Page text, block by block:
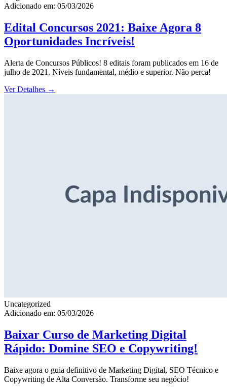
Adicionado em: 05/03/2026
Edital Concursos 2021: Baixe Agora 8
Oportunidades Incríveis!
Alerta de Concursos Públicos! 8 editais foram publicados em 16 de
julho de 2021. Níveis fundamental, médio e superior. Não perca!
Ver Detalhes →
Uncategorized
Adicionado em: 05/03/2026
Baixar Curso de Marketing Digital
Rápido: Domine SEO e Copywriting!
Baixe agora o guia definitivo de Marketing Digital, SEO Técnico e
Copywriting de Alta Conversão. Transforme seu negócio!